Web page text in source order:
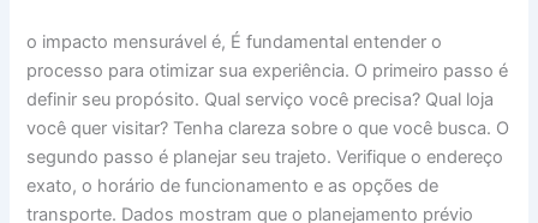
o impacto mensurável é, É fundamental entender o
processo para otimizar sua experiência. O primeiro passo é
definir seu propósito. Qual serviço você precisa? Qual loja
você quer visitar? Tenha clareza sobre o que você busca. O
segundo passo é planejar seu trajeto. Verifique o endereço
exato, o horário de funcionamento e as opções de
transporte. Dados mostram que o planejamento prévio